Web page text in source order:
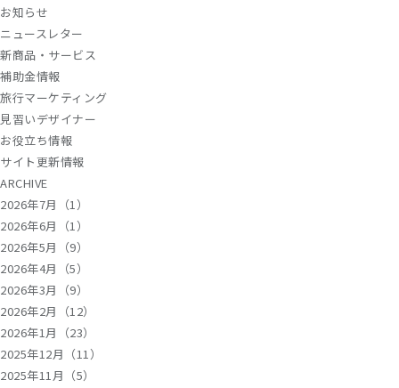
お知らせ
ニュースレター
新商品・サービス
補助金情報
旅行マーケティング
見習いデザイナー
お役立ち情報
サイト更新情報
ARCHIVE
2026年7月（1）
2026年6月（1）
2026年5月（9）
2026年4月（5）
2026年3月（9）
2026年2月（12）
2026年1月（23）
2025年12月（11）
2025年11月（5）